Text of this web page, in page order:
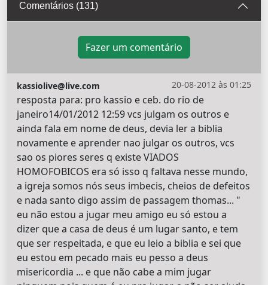
Comentários (131)
Fazer um comentário
20-08-2012 às 01:25
kassiolive@live.com
resposta para: pro kassio e ceb. do rio de
janeiro14/01/2012 12:59 vcs julgam os outros e
ainda fala em nome de deus, devia ler a biblia
novamente e aprender nao julgar os outros, vcs
sao os piores seres q existe VIADOS
HOMOFOBICOS era só isso q faltava nesse mundo,
a igreja somos nós seus imbecis, cheios de defeitos
e nada santo digo assim de passagem thomas... "
eu não estou a jugar meu amigo eu só estou a
dizer que a casa de deus é um lugar santo, e tem
que ser respeitada, e que eu leio a biblia e sei que
eu estou em pecado mais eu pesso a deus
misericordia ... e que não cabe a mim jugar